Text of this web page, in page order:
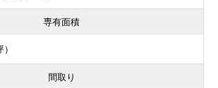
専有面積
間取り